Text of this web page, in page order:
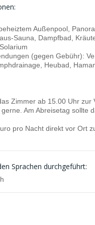
Außenpool,
Sauna, Dampfbad,
(gegen Gebühr):
Heubad,
Zimmer ab 15.00 Uhr
Am Abreisetag sollte
pro Nacht direkt vor Ort
Sprachen durchgeführt: